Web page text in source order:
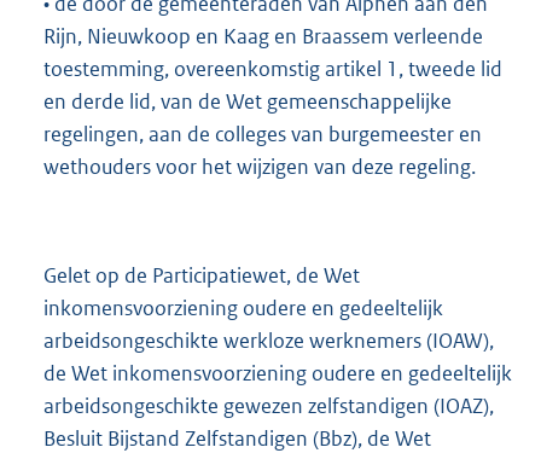
Rijn, Nieuwkoop en Kaag en Braassem verleende
toestemming, overeenkomstig artikel 1, tweede lid
en derde lid, van de Wet gemeenschappelijke
regelingen, aan de colleges van burgemeester en
wethouders voor het wijzigen van deze regeling.
Gelet op de Participatiewet, de Wet
inkomensvoorziening oudere en gedeeltelijk
arbeidsongeschikte werkloze werknemers (IOAW),
de Wet inkomensvoorziening oudere en gedeeltelijk
arbeidsongeschikte gewezen zelfstandigen (IOAZ),
Besluit Bijstand Zelfstandigen (Bbz), de Wet